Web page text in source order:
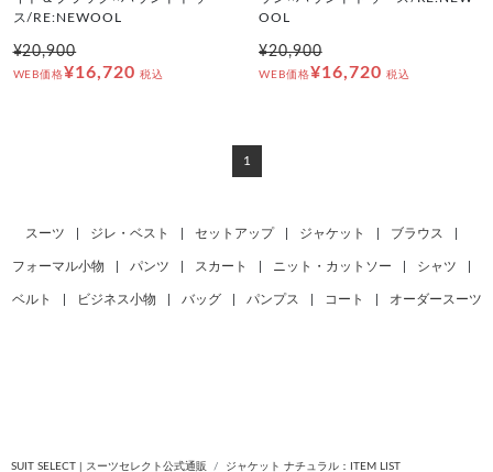
ス/RE:NEWOOL
¥20,900
WEB価格¥16,720 税込
OOL
¥20,900
WEB価格¥16,720 税込
1
スーツ ジレ・ベスト セットアップ ジャケット ブラウス
フォーマル小物 パンツ スカート ニット・カットソー シャツ
ベルト ビジネス小物 バッグ パンプス コート オーダースーツ
SUIT SELECT | スーツセレクト公式通販 ジャケット ナチュラル：ITEM LIST